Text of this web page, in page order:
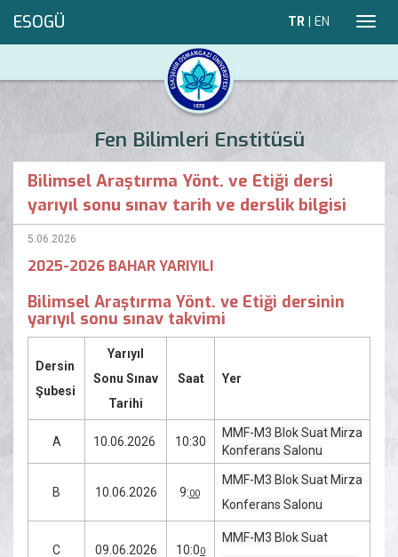
ESOGÜ TR | EN
Fen Bilimleri Enstitüsü
Bilimsel Araştırma Yönt. ve Etiği dersi
yarıyıl sonu sınav tarih ve derslik bilgisi
5.06.2026
2025-2026 BAHAR YARIYILI
Bilimsel Araştırma Yönt. ve Etiği dersinin
yarıyıl sonu sınav takvimi
Dersin
Şubesi
Yarıyıl
Sonu Sınav
Tarihi
Saat Yer
A 10.06.2026 10:30
MMF-M3 Blok Suat Mirza
Konferans Salonu
B 10.06.2026 9:00
MMF-M3 Blok Suat Mirza
Konferans Salonu
C 09.06.2026 10:00
MMF-M3 Blok Suat